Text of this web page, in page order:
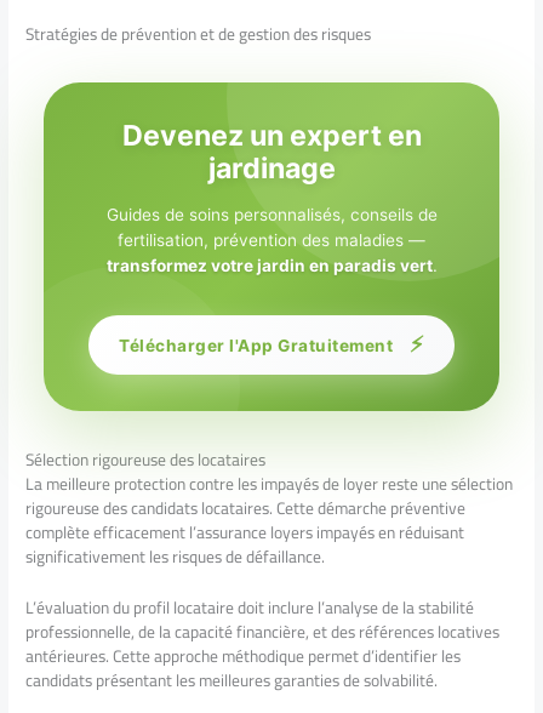
Stratégies de prévention et de gestion des risques
Devenez un expert en
jardinage
Guides de soins personnalisés, conseils de
fertilisation, prévention des maladies —
transformez votre jardin en paradis vert.
Télécharger l'App Gratuitement ⚡
Sélection rigoureuse des locataires
La meilleure protection contre les impayés de loyer reste une sélection
rigoureuse des candidats locataires. Cette démarche préventive
complète efficacement l’assurance loyers impayés en réduisant
significativement les risques de défaillance.
L’évaluation du profil locataire doit inclure l’analyse de la stabilité
professionnelle, de la capacité financière, et des références locatives
antérieures. Cette approche méthodique permet d’identifier les
candidats présentant les meilleures garanties de solvabilité.